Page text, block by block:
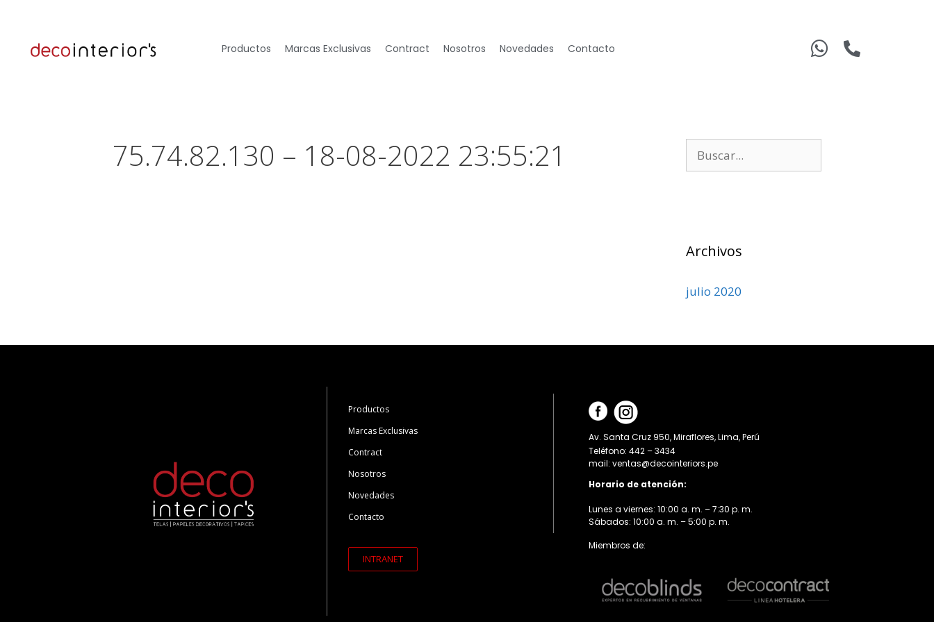
Productos Marcas Exclusivas Contract Nosotros Novedades Contacto
75.74.82.130 – 18-08-2022 23:55:21
Archivos
julio 2020
Productos
Marcas Exclusivas
Contract
Nosotros
Novedades
Contacto
INTRANET
Av. Santa Cruz 950, Miraflores, Lima, Perú
Teléfono: 442 – 3434
mail: ventas@decointeriors.pe
Horario de atención:
Lunes a viernes: 10:00 a. m. – 7:30 p. m.
Sábados: 10:00 a. m. – 5:00 p. m.
Miembros de: